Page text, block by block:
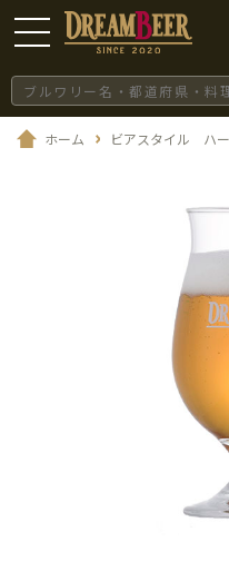
ホーム ビアスタイル ハ